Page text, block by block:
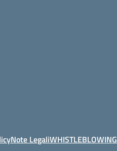
Note LegaliWHISTLEBLOWING